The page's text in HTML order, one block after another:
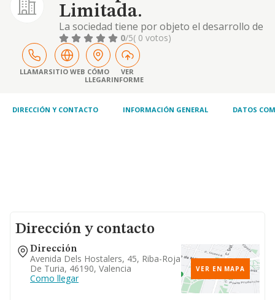
Limitada.
La sociedad tiene por objeto el desarrollo de
las actividades correspondientes a los
siguientes códigos y descripciones de la
clasificación nacional de actividades
económicas: actividad principal: 46.19 /
intermediarios del comercio de productos
al por m
0/5( 0 votos)
LLAMARSITIO WEB CÓMO
LLEGAR
VER
INFORME
DIRECCIÓN Y CONTACTO INFORMACIÓN GENERAL DATOS
Dirección y contacto
Dirección
Avenida Dels Hostalers, 45, Riba-Roja
De Turia, 46190, Valencia
Como llegar
VER EN MAPA